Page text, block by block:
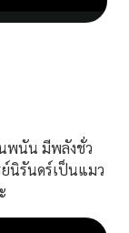
พนัน มีพลังชั่ว
ย์นิรันดร์เป็นแมว